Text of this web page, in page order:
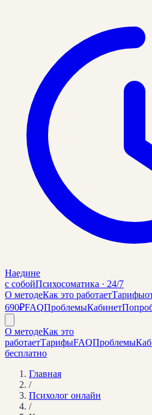
Наедине
с собойПсихосоматика · 24/7
О методеКак это работаетТарифы
690₽FAQПроблемыКабинет
О методеКак это
работаетТарифыFAQПроблемы
бесплатно
Главная
/
Психолог онлайн
/